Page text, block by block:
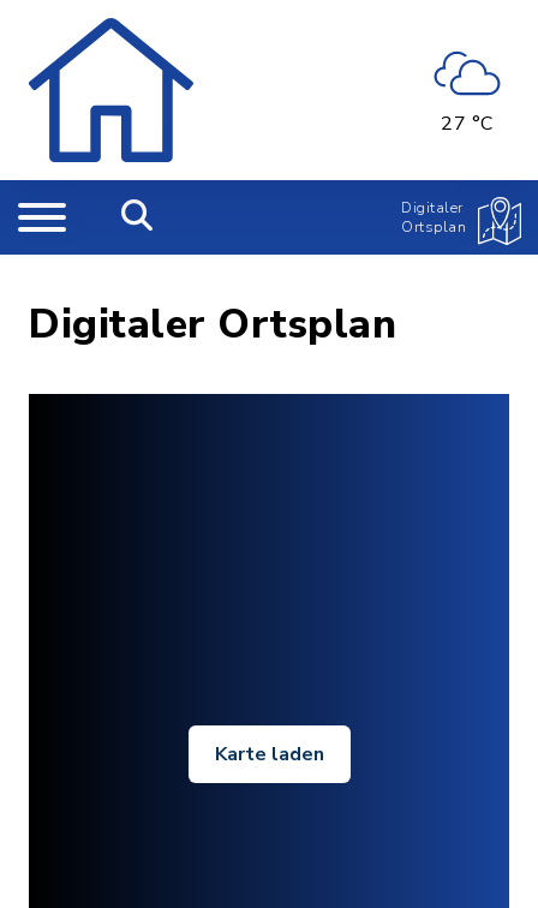
27 °C
Digitaler
Ortsplan
Digitaler Ortsplan
Karte laden